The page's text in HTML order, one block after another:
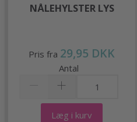
NÅLEHYLSTER LYS
Pris fra 29,95 DKK
Antal
Læg i kurv